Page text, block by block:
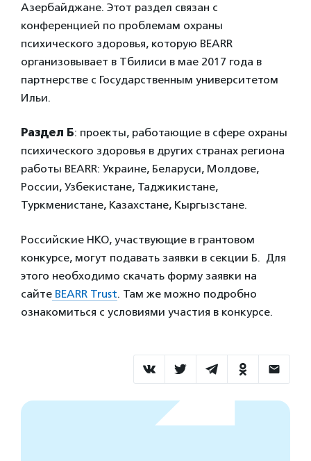
Азербайджане. Этот раздел связан с
конференцией по проблемам охраны
психического здоровья, которую BEARR
организовывает в Тбилиси в мае 2017 года в
партнерстве с Государственным университетом
Ильи.
Раздел Б: проекты, работающие в сфере охраны
психического здоровья в других странах региона
работы BEARR: Украине, Беларуси, Молдовe,
России, Узбекистанe, Таджикистанe,
Туркменистане, Казахстанe, Кыргызстанe.
Российские НКО, участвующие в грантовом
конкурсе, могут подавать заявки в секции Б. Для
этого необходимо скачать форму заявки на
сайте BEARR Trust. Там же можно подробно
ознакомиться с условиями участия в конкурсе.